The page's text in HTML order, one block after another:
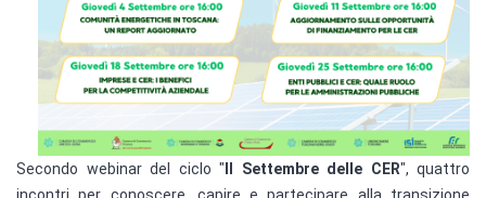
Secondo webinar del ciclo " Il Settembre delle CER", quattro